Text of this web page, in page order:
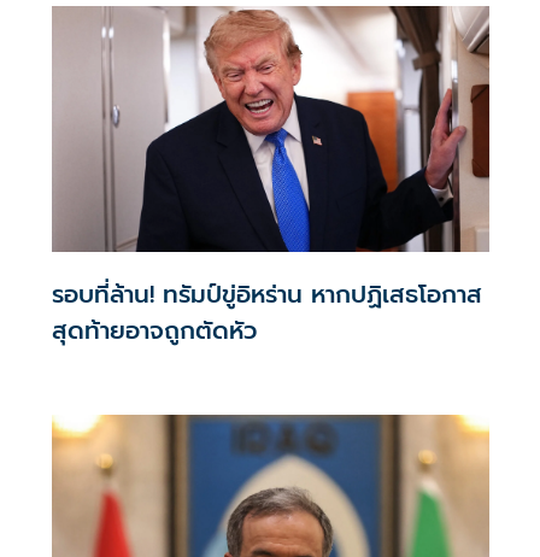
รอบที่ล้าน! ทรัมป์ขู่อิหร่าน หากปฏิเสธโอกาส
สุดท้ายอาจถูกตัดหัว